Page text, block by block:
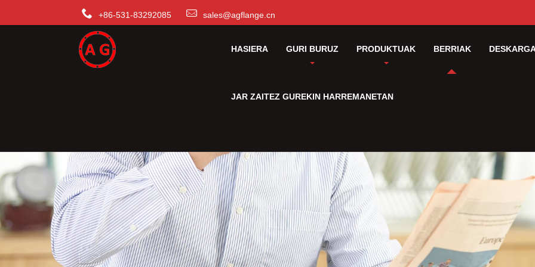
+86-531-83292085 sales@agflange.cn
HASIERA GURI BURUZ PRODUKTUAK BERRIAK
JAR ZAITEZ GUREKIN HARREMANETAN